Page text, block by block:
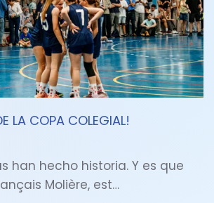
LA COPA COLEGIAL!
han hecho historia. Y es que
Molière, est…